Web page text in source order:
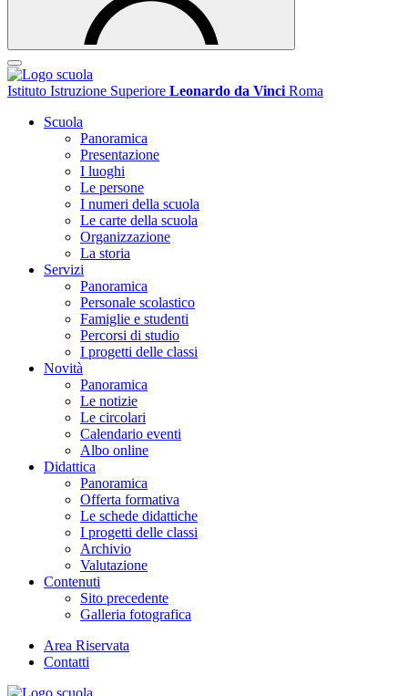
Istituto Istruzione Superiore Leonardo da Vinci Roma
Scuola
Panoramica
Presentazione
I luoghi
Le persone
I numeri della scuola
Le carte della scuola
Organizzazione
La storia
Servizi
Panoramica
Personale scolastico
Famiglie e studenti
Percorsi di studio
I progetti delle classi
Novità
Panoramica
Le notizie
Le circolari
Calendario eventi
Albo online
Didattica
Panoramica
Offerta formativa
Le schede didattiche
I progetti delle classi
Archivio
Valutazione
Contenuti
Sito precedente
Galleria fotografica
Area Riservata
Contatti